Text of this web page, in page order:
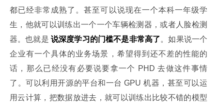
都已经非常成熟了。甚至可以说现在一个本科一年级学
生，他就可以训练出一个一个车辆检测器，或者人脸检测
器。也就是 说深度学习的门槛不是非常高了。如果说一个
企业有一个具体的业务场景，希望得到还不差的性能的
话，那么已经没有必要说要拿一个 PHD 去做这件事情
了。可以利用开源的平台和一台 GPU 机器，甚至可以运
用云计算，把数据放进去，就可以训练出比较不错的模型